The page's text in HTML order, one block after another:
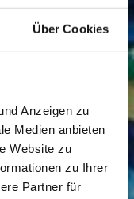
Über Cookies
Anzeigen zu
Medien anbieten
Website zu
zu Ihrer
Partner für